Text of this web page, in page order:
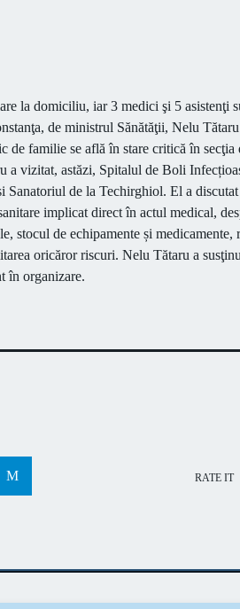
la domiciliu, iar 3 medici şi 5 asistenţi
de ministrul Sănătăţii, Nelu
de familie se află în stare critică în secţia
a vizitat, astăzi, Spitalul de Boli
Sanatoriul de la Techirghiol. El a discutat
implicat direct în actul medical,
stocul de echipamente și medicamente,
oricăror riscuri. Nelu Tătaru a
în organizare.
RATE IT